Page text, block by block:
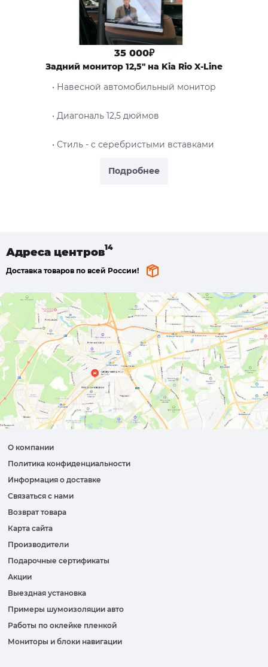
Подробнее
35 000₽
Задний монитор 12,5" на Kia Rio X-Line
• Навесной автомобильный монитор
• Диагональ 12,5 дюймов
• Стиль - c серебристыми вставками
Адреса центров
Доставка товаров по всей России!
О компании
Политика конфиденциальности
Информация о доставке
Связаться с нами
Возврат товара
Карта сайта
Производители
Подарочные сертификаты
Акции
Выездная установка
Примеры шумоизоляции авто
Работы по оклейке пленкой
Мониторы и блоки навигации